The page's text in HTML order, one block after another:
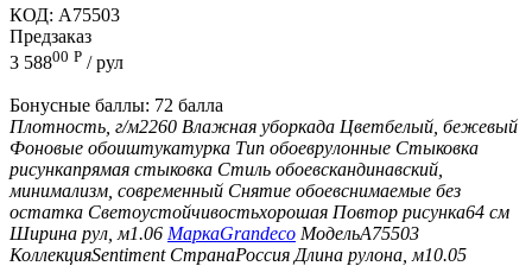
КОД: A75503
Предзаказ
3 58800 Р / рул
Бонусные баллы: 72 балла
Плотность, г/м2260 Влажная уборкада Цветбелый, бежевый
Фоновые обоиштукатурка Тип обоеврулонные Стыковка
рисункапрямая стыковка Стиль обоевскандинавский,
минимализм, современный Снятие обоевснимаемые без
остатка Светоустойчивостьхорошая Повтор рисунка64 см
Ширина рул, м1.06 МаркаGrandeco МодельA75503
КоллекцияSentiment СтранаРоссия Длина рулона, м10.05